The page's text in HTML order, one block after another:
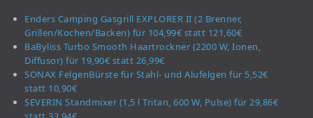
Enders Camping Gasgrill EXPLORER II (2 Brenner,
Grillen/Kochen/Backen) für 104,99€ statt 121,60€
BaByliss Turbo Smooth Haartrockner (2200 W, Ionen,
Diffusor) für 19,90€ statt 26,99€
SONAX FelgenBürste für Stahl- und Alufelgen für 5,52€
statt 10,90€
SEVERIN Standmixer (1,5 l Tritan, 600 W, Pulse) für 29,86€